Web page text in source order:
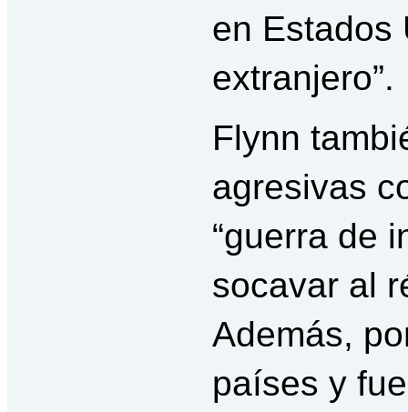
en Estados
extranjero”.
Flynn
agresivas
“guerra de
socavar al
Además,
países y